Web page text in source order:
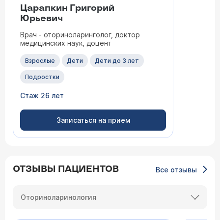
Царапкин Григорий
Юрьевич
Врач - оториноларинголог, доктор
медицинских наук, доцент
Взрослые Дети Дети до 3 лет
Подростки
Стаж 26 лет
Записаться на прием
ОТЗЫВЫ ПАЦИЕНТОВ Все отзывы
Оториноларинология